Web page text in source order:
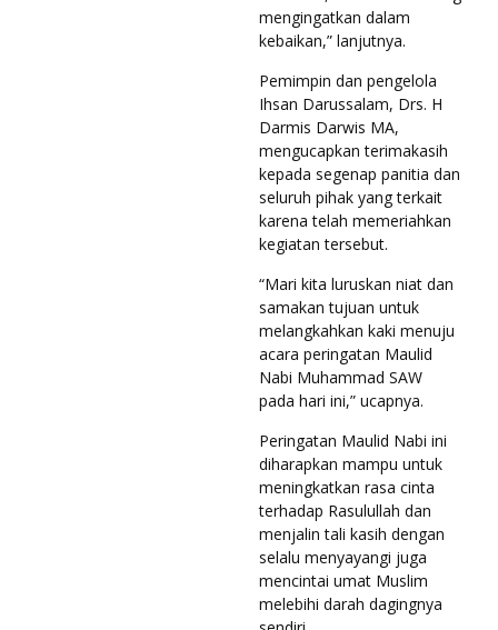
mengingatkan dalam
kebaikan,” lanjutnya.
Pemimpin dan pengelola
Ihsan Darussalam, Drs. H
Darmis Darwis MA,
mengucapkan terimakasih
kepada segenap panitia dan
seluruh pihak yang terkait
karena telah memeriahkan
kegiatan tersebut.
“Mari kita luruskan niat dan
samakan tujuan untuk
melangkahkan kaki menuju
acara peringatan Maulid
Nabi Muhammad SAW
pada hari ini,” ucapnya.
Peringatan Maulid Nabi ini
diharapkan mampu untuk
meningkatkan rasa cinta
terhadap Rasulullah dan
menjalin tali kasih dengan
selalu menyayangi juga
mencintai umat Muslim
melebihi darah dagingnya